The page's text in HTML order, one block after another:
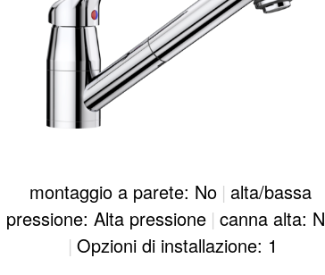
montaggio a parete: No | alta/bassa
pressione: Alta pressione | canna alta:
| Opzioni di installazione: 1